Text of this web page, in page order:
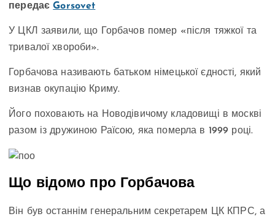
передаєGorsovet
У ЦКЛ заявили, що Горбачов помер «після тяжкої та
тривалої хвороби».
Горбачова називають батьком німецької єдності, який
визнав окупацію Криму.
Його поховають на Новодівичому кладовищі в москві
разом із дружиною Раїсою, яка померла в 1999 році.
Що відомо про Горбачова
Він був останнім генеральним секретарем ЦК КПРС, а